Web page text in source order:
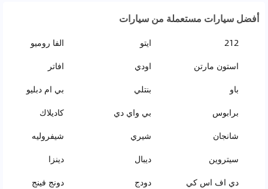
أفضل سيارات مستعملة من سيارات
212 ايتو
الفا روميو
استون مارتن
اودي
افاتر
باو
بنتلي
بي ام دبليو
برابوس
بي واي دي
كاديلاك
شانجان
شيري
شيفروليه
سيتروين
ديبال
دينزا
دي اف اس كي
دودج
دونج فينج